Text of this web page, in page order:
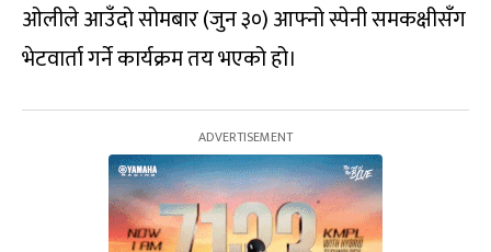
ओलीले आउँदो सोमबार (जुन ३०) आफ्नो स्पेनी समकक्षीसँग
भेटवार्ता गर्ने कार्यक्रम तय भएको हो।